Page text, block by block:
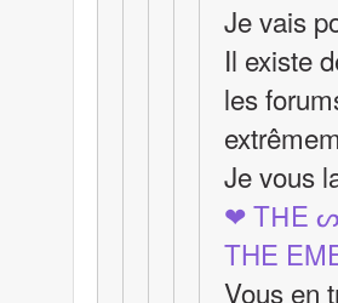
Je vais
Il existe
les
Je vous
❤ TᕼE
THE
Vous en